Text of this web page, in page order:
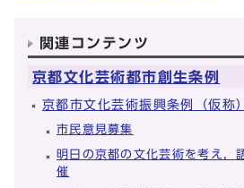
関連コンテンツ
京都文化芸術都市創生条例
京都市文化芸術振興条例（仮称
市民意見募集
明日の京都の文化芸術を考え，
催